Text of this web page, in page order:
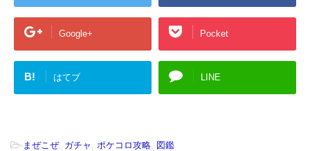
Google+ Pocket
B! はてブ LINE
- まぜこぜ, ガチャ ポケコロ攻略 図鑑